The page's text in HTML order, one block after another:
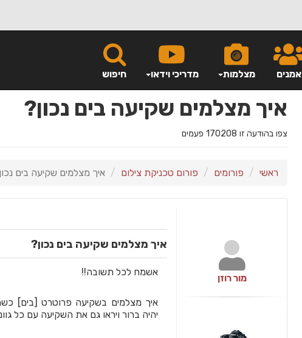
חיפוש מדריכי וידאו מצלמות אמנים
איך מצלמים שקיעה בים נכון?
צפו בהודעה זו 170208 פעמים
ראשי פורומים פורום טכניקת צילום איך מצלמים שקיעה בים
איך מצלמים שקיעה בים נכון?
אשמח לכל תשובה!!
איך מצלמים בשקיעה פרוטרט [בים]
יהיה ברור ויראו גם את השקיעה עם כל
מור רוזן